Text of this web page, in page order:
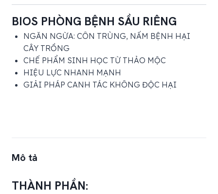
BIOS PHÒNG BỆNH SẦU RIÊNG
NGĂN NGỪA: CÔN TRÙNG, NẤM BỆNH HẠI
CÂY TRỒNG
CHẾ PHẨM SINH HỌC TỪ THẢO MỘC
HIỆU LỰC NHANH MẠNH
GIẢI PHÁP CANH TÁC KHÔNG ĐỘC HẠI
Mô tả
THÀNH PHẦN: